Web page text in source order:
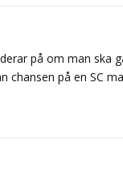
på om man ska
på en SC